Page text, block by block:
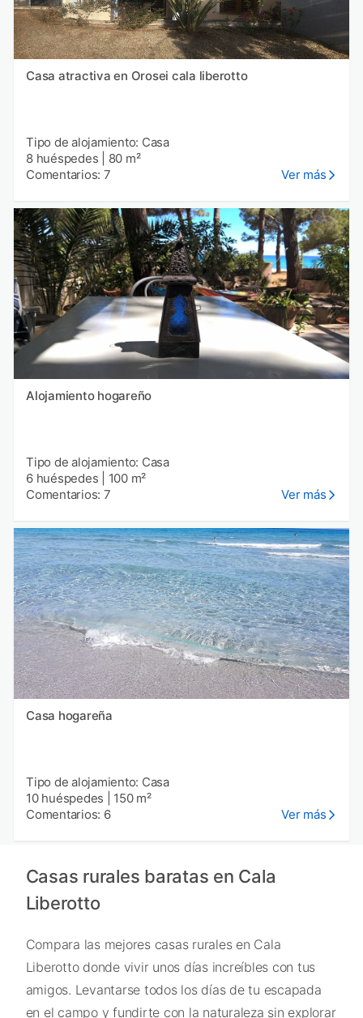
Casa atractiva en Orosei cala liberotto
Tipo de alojamiento: Casa
8 huéspedes
80 m²
Comentarios: 7
Ver más
Alojamiento hogareño
Tipo de alojamiento: Casa
6 huéspedes
100 m²
Comentarios: 7
Ver más
Casa hogareña
Tipo de alojamiento: Casa
10 huéspedes
150 m²
Comentarios: 6
Ver más
Casas rurales baratas en Cala
Liberotto
Compara las mejores casas rurales en Cala
Liberotto donde vivir unos días increíbles con tus
amigos. Levantarse todos los días de tu escapada
en el campo y fundirte con la naturaleza sin explorar